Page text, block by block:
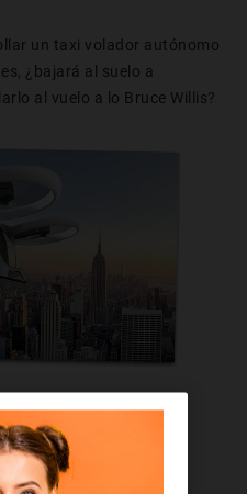
un taxi volador autónomo
¿bajará al suelo a
al vuelo a lo Bruce Willis?
está trabajando en un